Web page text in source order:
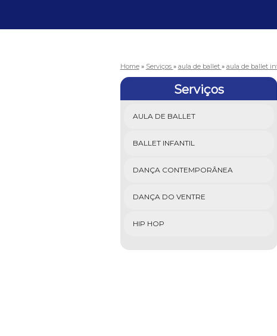
Home » Serviços » aula de ballet » aula de ballet
Serviços
AULA DE BALLET
BALLET INFANTIL
DANÇA CONTEMPORÂNEA
DANÇA DO VENTRE
HIP HOP